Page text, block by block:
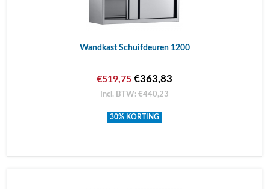
Wandkast Schuifdeuren 1200
€519,75 €363,83
Incl. BTW: €440,23
30% KORTING